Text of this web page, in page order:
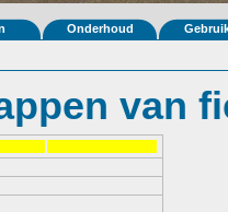
Onderhoud
van